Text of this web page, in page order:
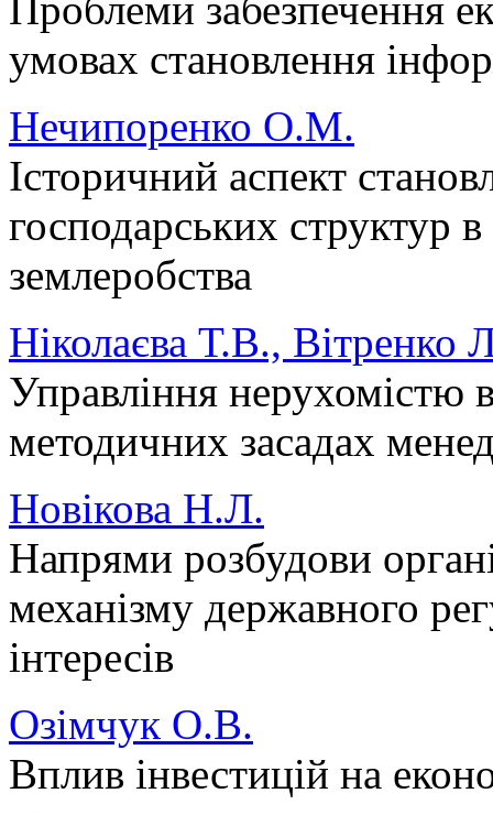
умовах становлення
Нечипоренко О.М.
Історичний аспект
господарських структур
землеробства
Ніколаєва Т.В., Вітренко
Управління нерухомістю
методичних засадах
Новікова Н.Л.
Напрями розбудови
механізму державного
інтересів
Озімчук О.В.
Вплив інвестицій на